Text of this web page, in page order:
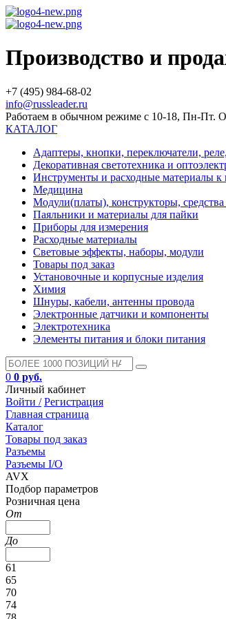
Производство и
+7 (495) 984-68-02
info@russleader.ru
Работаем в обычном режиме с 10-18, Пн-Пт.
КАТАЛОГ
Адаптеры, кнопки, переключатели,
Декоративная светотехника и
Инструменты и расходные материалы к
Медицина
Модули(платы), конструкторы, средства
Паяльники и материалы для пайки
Приборы для измерения
Расходные материалы
Световые эффекты, наборы, модули
Товары под заказ
Установочные и корпусные изделия
Химия
Шнуры, кабели, антенны провода
Электронные датчики и компоненты
Электротехника
Элементы питания и блоки питания
0 0 руб.
Личный кабинет
Войти / Регистрация
Главная страница
Каталог
Товары под заказ
Разъемы
Разъемы I/O
AVX
Подбор параметров
Розничная цена
От
До
61
65
70
74